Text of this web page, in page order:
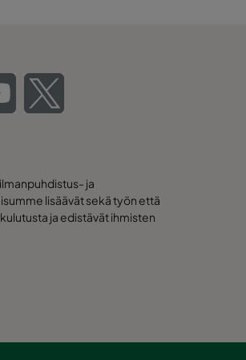
ja
lisäävät sekä työn että
ja edistävät ihmisten